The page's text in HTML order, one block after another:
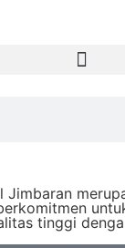
Jimbaran
tinggi